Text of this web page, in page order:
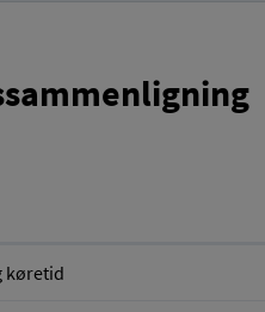
køretid